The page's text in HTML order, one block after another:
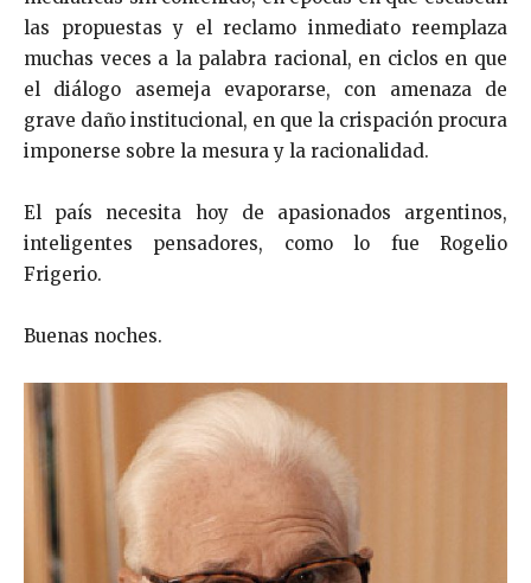
las propuestas y el reclamo inmediato reemplaza
muchas veces a la palabra racional, en ciclos en que
el diálogo asemeja evaporarse, con amenaza de
grave daño institucional, en que la crispación procura
imponerse sobre la mesura y la racionalidad.
El país necesita hoy de apasionados argentinos,
inteligentes pensadores, como lo fue Rogelio
Frigerio.
Buenas noches.